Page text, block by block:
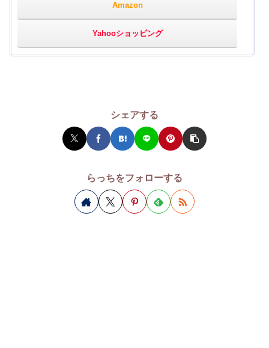
Amazon
Yahooショッピング
シェアする
らっちをフォローする